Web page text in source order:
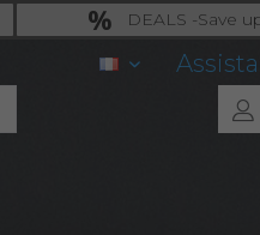
DEALS -Save
last Chance: ... if
FR